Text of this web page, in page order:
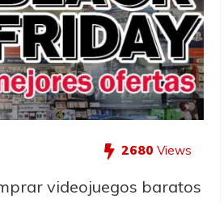
2680 Views
videojuegos baratos